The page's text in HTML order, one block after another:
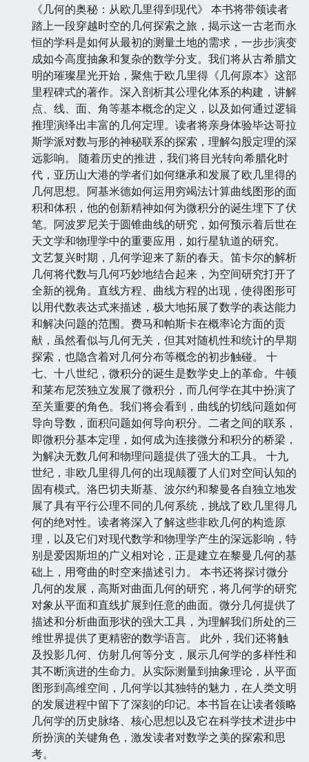
《几何的奥秘：从欧几里得到现代》 本书将带领读者
踏上一段穿越时空的几何探索之旅，揭示这一古老而永
恒的学科是如何从最初的测量土地的需求，一步步演变
成如今高度抽象和复杂的数学分支。我们将从古希腊文
明的璀璨星光开始，聚焦于欧几里得《几何原本》这部
里程碑式的著作。深入剖析其公理化体系的构建，讲解
点、线、面、角等基本概念的定义，以及如何通过逻辑
推理演绎出丰富的几何定理。读者将亲身体验毕达哥拉
斯学派对数与形的神秘联系的探索，理解勾股定理的深
远影响。 随着历史的推进，我们将目光转向希腊化时
代，亚历山大港的学者们如何继承和发展了欧几里得的
几何思想。阿基米德如何运用穷竭法计算曲线图形的面
积和体积，他的创新精神如何为微积分的诞生埋下了伏
笔。阿波罗尼关于圆锥曲线的研究，如何预示着后世在
天文学和物理学中的重要应用，如行星轨道的研究。
文艺复兴时期，几何学迎来了新的春天。笛卡尔的解析
几何将代数与几何巧妙地结合起来，为空间研究打开了
全新的视角。直线方程、曲线方程的出现，使得图形可
以用代数表达式来描述，极大地拓展了数学的表达能力
和解决问题的范围。费马和帕斯卡在概率论方面的贡
献，虽然看似与几何无关，但其对随机性和统计的早期
探索，也隐含着对几何分布等概念的初步触碰。 十
七、十八世纪，微积分的诞生是数学史上的革命。牛顿
和莱布尼茨独立发展了微积分，而几何学在其中扮演了
至关重要的角色。我们将会看到，曲线的切线问题如何
导向导数，面积问题如何导向积分。二者之间的联系，
即微积分基本定理，如何成为连接微分和积分的桥梁，
为解决无数几何和物理问题提供了强大的工具。 十九
世纪，非欧几里得几何的出现颠覆了人们对空间认知的
固有模式。洛巴切夫斯基、波尔约和黎曼各自独立地发
展了具有平行公理不同的几何系统，挑战了欧几里得几
何的绝对性。读者将深入了解这些非欧几何的构造原
理，以及它们对现代数学和物理学产生的深远影响，特
别是爱因斯坦的广义相对论，正是建立在黎曼几何的基
础上，用弯曲的时空来描述引力。 本书还将探讨微分
几何的发展，高斯对曲面几何的研究，将几何学的研究
对象从平面和直线扩展到任意的曲面。微分几何提供了
描述和分析曲面形状的强大工具，为理解我们所处的三
维世界提供了更精密的数学语言。 此外，我们还将触
及投影几何、仿射几何等分支，展示几何学的多样性和
其不断演进的生命力。从实际测量到抽象理论，从平面
图形到高维空间，几何学以其独特的魅力，在人类文明
的发展进程中留下了深刻的印记。本书旨在让读者领略
几何学的历史脉络、核心思想以及它在科学技术进步中
所扮演的关键角色，激发读者对数学之美的探索和思
考。